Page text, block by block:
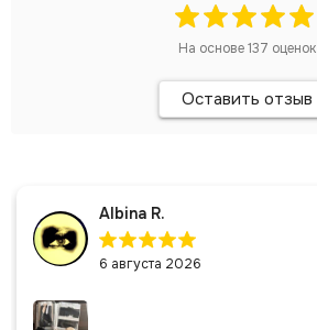
На основе137 оценок
Оставить отзыв
Albina R.
6 августа 2026